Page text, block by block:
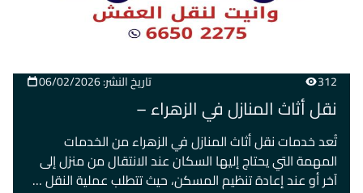
312 تاريخ النشر: 06/02/2026
نقل أثاث المنازل في الزهراء –
تُعد خدمات نقل أثاث المنازل في الزهراء من الخدمات
المهمة التي يحتاج إليها السكان عند الانتقال من منزل إلى
آخر أو عند إعادة تنظيم المسكن، حيث تتطلب عملية النقل …